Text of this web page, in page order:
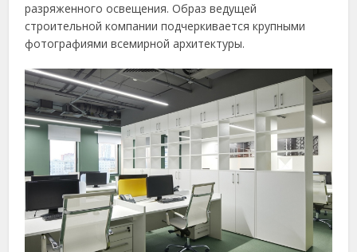
разряженного освещения. Образ ведущей
строительной компании подчеркивается крупными
фотографиями всемирной архитектуры.